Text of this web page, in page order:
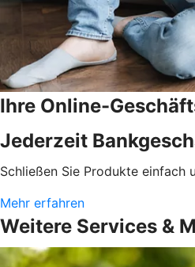
Ihre Online-
Jederzeit
Schließen Sie Produkte einfach
Mehr erfahren
Weitere Services &